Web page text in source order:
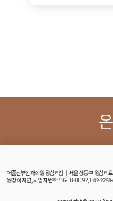
애플산부인과의원 왕십리점│서울 성동구 왕십리
원장:이지연, 사업자번호:786-18-01092,T:02-